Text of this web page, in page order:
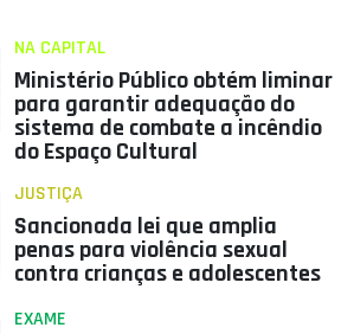
NA CAPITAL
Ministério Público obtém liminar
para garantir adequação do
sistema de combate a incêndio
do Espaço Cultural
JUSTIÇA
Sancionada lei que amplia
penas para violência sexual
contra crianças e adolescentes
EXAME